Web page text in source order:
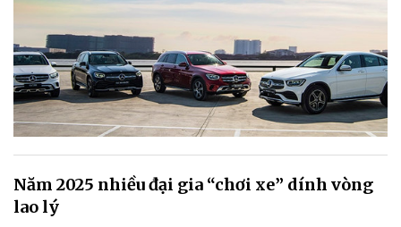
Năm 2025 nhiều đại gia “chơi xe” dính vòng
lao lý